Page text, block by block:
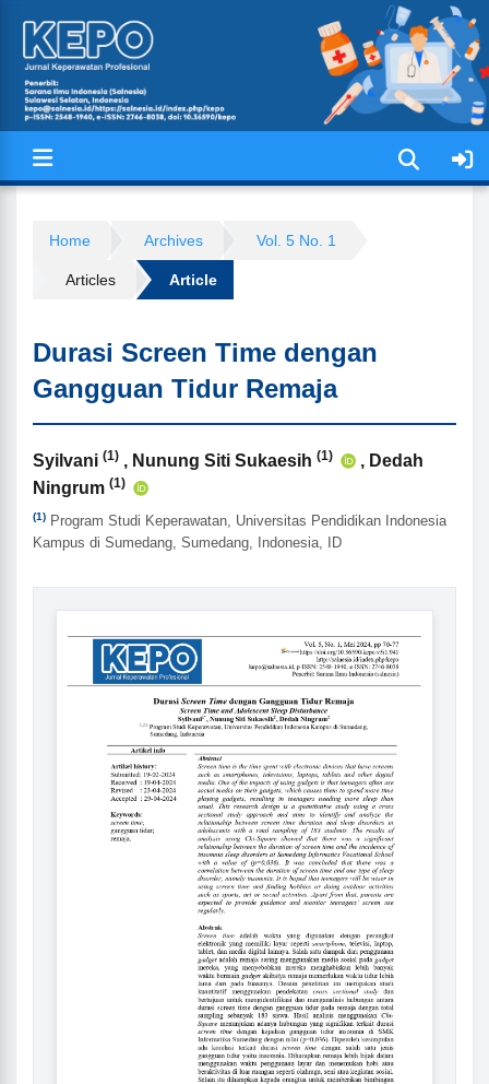
Jurnal Keperawatan Profesional
Home Archives Vol. 5 No. 1
Articles Article
Durasi Screen Time dengan
Gangguan Tidur Remaja
Authors
Syilvani (1) , Nunung Siti Sukaesih (1)
, Dedah
Ningrum (1)
(1) Program Studi Keperawatan, Universitas Pendidikan Indonesia
Kampus di Sumedang, Sumedang, Indonesia, ID